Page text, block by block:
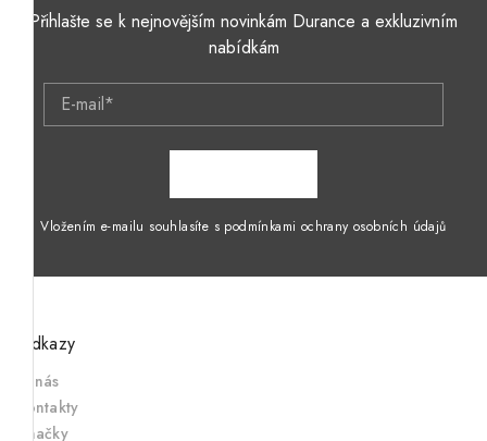
Přihlašte se k nejnovějším novinkám Durance a exkluzivním
nabídkám
E-mail*
Vložením e-mailu souhlasíte s podmínkami ochrany osobních údajů
Odkazy
O nás
Kontakty
Značky